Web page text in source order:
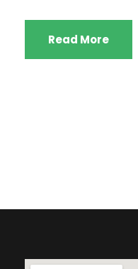
Read More